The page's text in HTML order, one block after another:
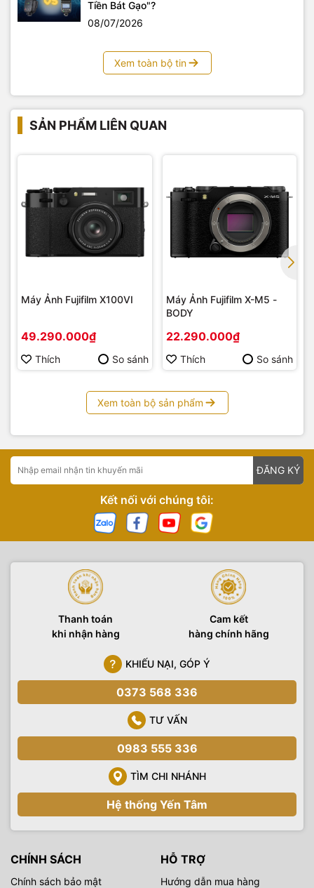
hệ hotline0983555336 để có giá tốt nhất .
Yến Tâm Camera chuyên cung cấp các loại máy ảnh, máy
phẩm, ngoài trời, các sản phẩm, phụ kiện công nghệ hàng
chính hãng. Thiết bị hình ảnh Yến Tâm cũng là đơn vị
trọn gói, tư vấn và chuyển giao các công nghệ
trường quay ảo đến mọi khách hàng có nhu cầu.
Tiền Bát Gạo"?
08/07/2026
Xem toàn bộ tin
SẢN PHẨM LIÊN QUAN
Máy Ảnh Fujifilm X100VI
49.290.000₫
Thích So sánh
Máy Ảnh Fujifilm X-M5 -
BODY
22.290.000₫
Thích So sánh
Xem toàn bộ sản phẩm
ĐĂNG KÝ
Kết nối với chúng tôi:
Thanh toán
khi nhận hàng
Cam kết
hàng chính hãng
KHIẾU NẠI, GÓP Ý
0373 568 336
TƯ VẤN
0983 555 336
TÌM CHI NHÁNH
Hệ thống Yến Tâm
CHÍNH SÁCH
Chính sách bảo mật
HỖ TRỢ
Hướng dẫn mua hàng